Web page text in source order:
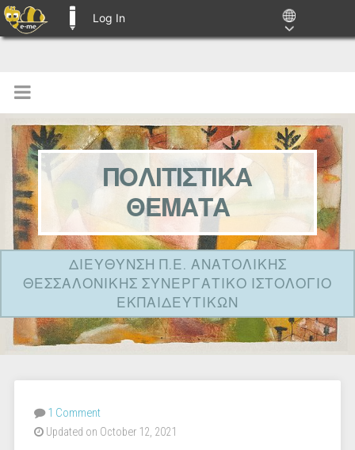
Log In
ΠΟΛΙΤΙΣΤΙΚΑ
ΘΕΜΑΤΑ
ΔΙΕΥΘΥΝΣΗ Π.Ε. ΑΝΑΤΟΛΙΚΗΣ
ΘΕΣΣΑΛΟΝΙΚΗΣ ΣΥΝΕΡΓΑΤΙΚΟ ΙΣΤΟΛΟΓΙΟ
ΕΚΠΑΙΔΕΥΤΙΚΩΝ
1 Comment
Updated on October 12, 2021